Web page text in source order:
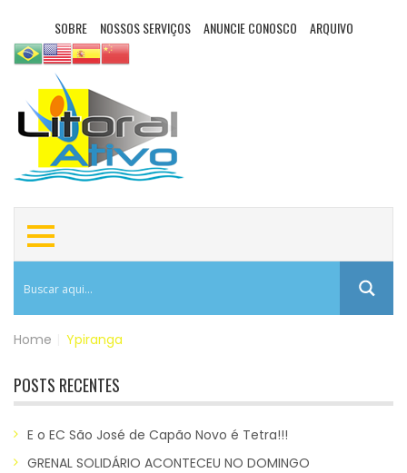
SOBRE NOSSOS SERVIÇOS ANUNCIE CONOSCO ARQUIVO
Home Ypiranga
POSTS RECENTES
E o EC São José de Capão Novo é Tetra!!!
GRENAL SOLIDÁRIO ACONTECEU NO DOMINGO